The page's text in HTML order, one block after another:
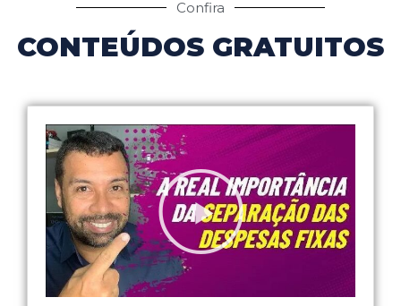
Confira
CONTEÚDOS GRATUITOS